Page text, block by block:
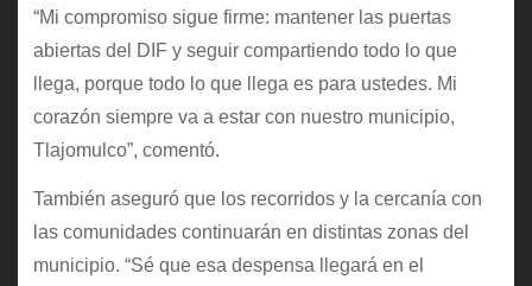
“Mi compromiso sigue firme: mantener las puertas
abiertas del DIF y seguir compartiendo todo lo que
llega, porque todo lo que llega es para ustedes. Mi
corazón siempre va a estar con nuestro municipio,
Tlajomulco”, comentó.
También aseguró que los recorridos y la cercanía con
las comunidades continuarán en distintas zonas del
municipio. “Sé que esa despensa llegará en el